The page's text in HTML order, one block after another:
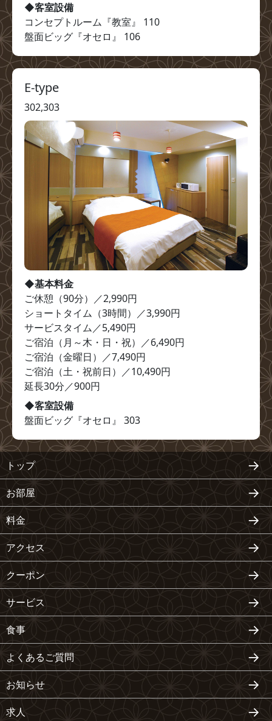
◆客室設備
コンセプトルーム『教室』 110
盤面ビッグ『オセロ』 106
E-type
302,303
◆基本料金
ご休憩（90分）／2,990円
ショートタイム（3時間）／3,990円
サービスタイム／5,490円
ご宿泊（月～木・日・祝）／6,490円
ご宿泊（金曜日）／7,490円
ご宿泊（土・祝前日）／10,490円
延長30分／900円
◆客室設備
盤面ビッグ『オセロ』 303
トップ
お部屋
料金
アクセス
クーポン
サービス
食事
よくあるご質問
お知らせ
求人